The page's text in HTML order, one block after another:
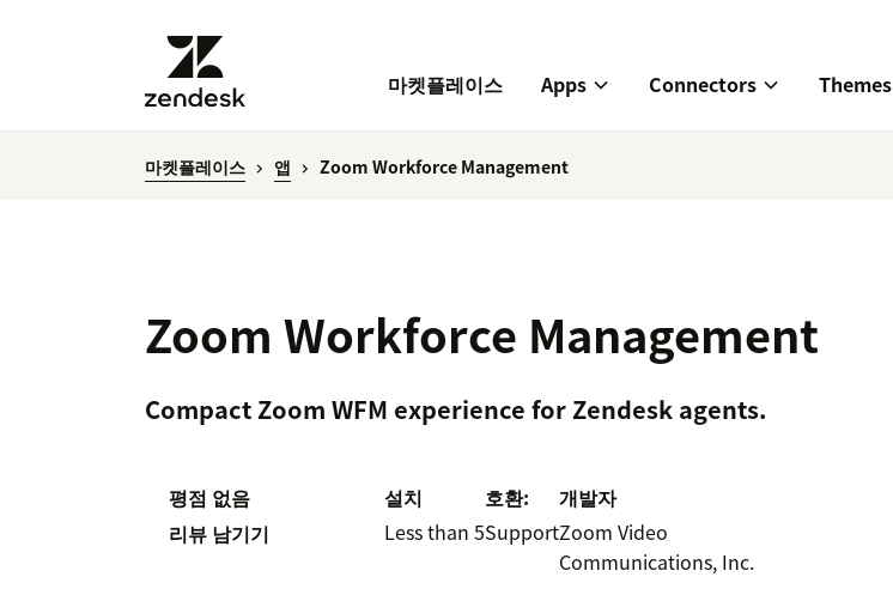
마켓플레이스 Apps Connectors Themes
마켓플레이스 앱 Zoom Workforce Management
Zoom Workforce Management
Compact Zoom WFM experience for Zendesk agents.
평점 없음
리뷰 남기기
설치
Less than 5
호환:
Support
개발자
Zoom Video
Communications, Inc.